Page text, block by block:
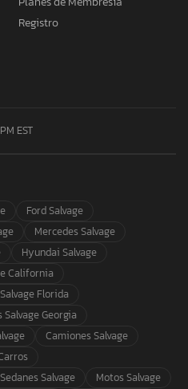
Registro
EST
Ford Salvage
Mercedes Salvage
Hyundai Salvage
California
Florida
Salvage Georgia
Camiones Salvage
Sedanes Salvage Motos Salvage